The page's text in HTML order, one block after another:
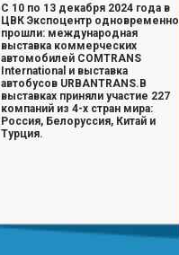
С 10 по 13 декабря 2024 года в
ЦВК Экспоцентр одновременно
прошли: международная
выставка коммерческих
автомобилей COMTRANS
International и выставка
автобусов URBANTRANS.В
выставках приняли участие 227
компаний из 4-х стран мира:
Россия, Белоруссия, Китай и
Турция.